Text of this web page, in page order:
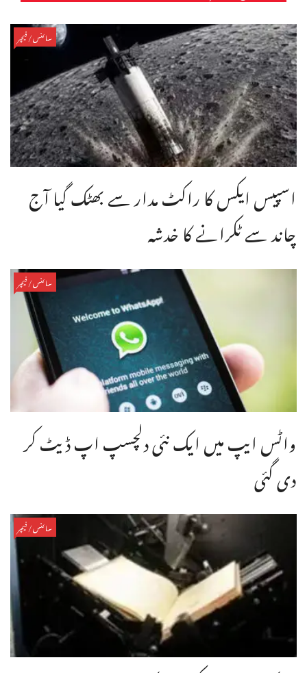
سائنس/فیچر
اسپیس ایکس کا راکٹ مدار سے بھٹک گیا آج
چاند سے ٹکرانے کا خدشہ
سائنس/فیچر
واٹس ایپ میں ایک نئی دلچسپ اپ ڈیٹ کر
دی گئی
سائنس/فیچر